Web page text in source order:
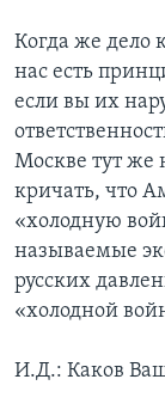
Когда же дело
нас есть
если вы их
Москве тут же
кричать, что
«холодную
называемые
русских
«холодной
И.Д.: Каков